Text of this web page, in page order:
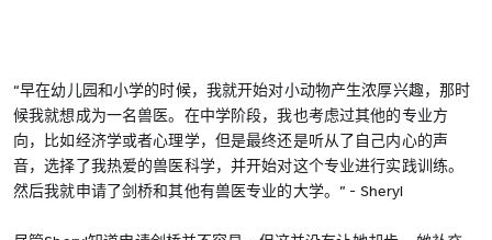
“早在幼儿园和小学的时候，我就开始对小动物产生浓厚兴趣，那时
候我就想成为一名兽医。在中学阶段，我也考虑过其他的专业方
向，比如经济学或者心理学，但是最终还是听从了自己内心的声
音，选择了我热爱的兽医科学，并开始对这个专业进行实践训练。
然后我就申请了剑桥和其他有兽医专业的大学。” - Sheryl